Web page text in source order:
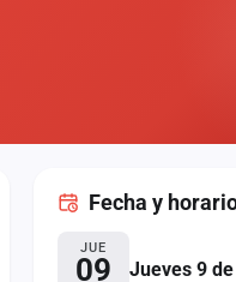
Fecha y
JUE
09 Jueves 9